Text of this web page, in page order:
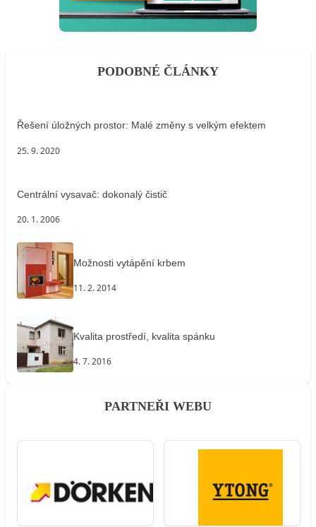
PODOBNÉ ČLÁNKY
Řešení úložných prostor: Malé změny s velkým efektem
25. 9. 2020
Centrální vysavač: dokonalý čistič
20. 1. 2006
Možnosti vytápění krbem
11. 2. 2014
Kvalita prostředí, kvalita spánku
4. 7. 2016
PARTNEŘI WEBU